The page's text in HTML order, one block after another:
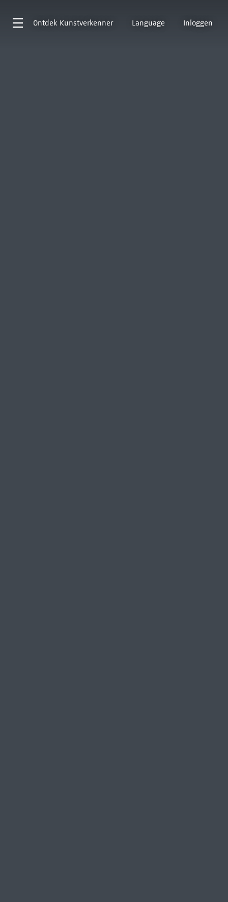
Ontdek Kunstverkenner Language Inloggen